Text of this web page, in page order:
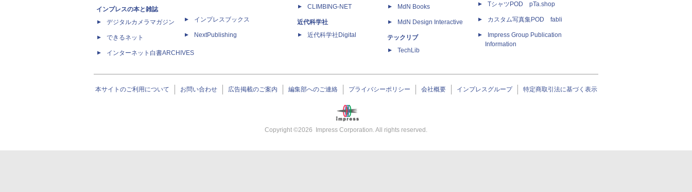
インプレスの本と雑誌
デジタルカメラマガジン
できるネット
インターネット白書ARCHIVES
インプレスブックス
NextPublishing
CLIMBING-NET
近代科学社
近代科学社Digital
MdN Books
MdN Design Interactive
テックリブ
TechLib
TシャツPOD pTa.shop
カスタム写真集POD fabli
Impress Group Publication
Information
本サイトのご利用について お問い合わせ 広告掲載のご案内 編集部へのご連絡 プライバシーポリシー 会社概要 インプレスグループ 特定商取引法に基づく表示
Copyright ©2026 Impress Corporation. All rights reserved.